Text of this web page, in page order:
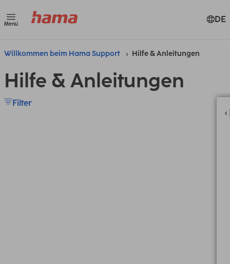
Menü DE
Willkommen beim Hama Support Hilfe & Anleitungen
Hilfe & Anleitungen
Filter